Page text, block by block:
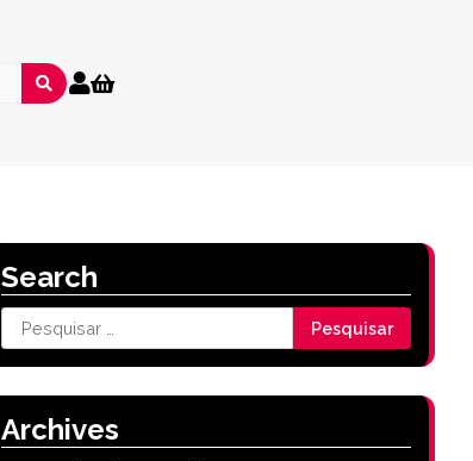
Search
Pesquisar
por:
Archives